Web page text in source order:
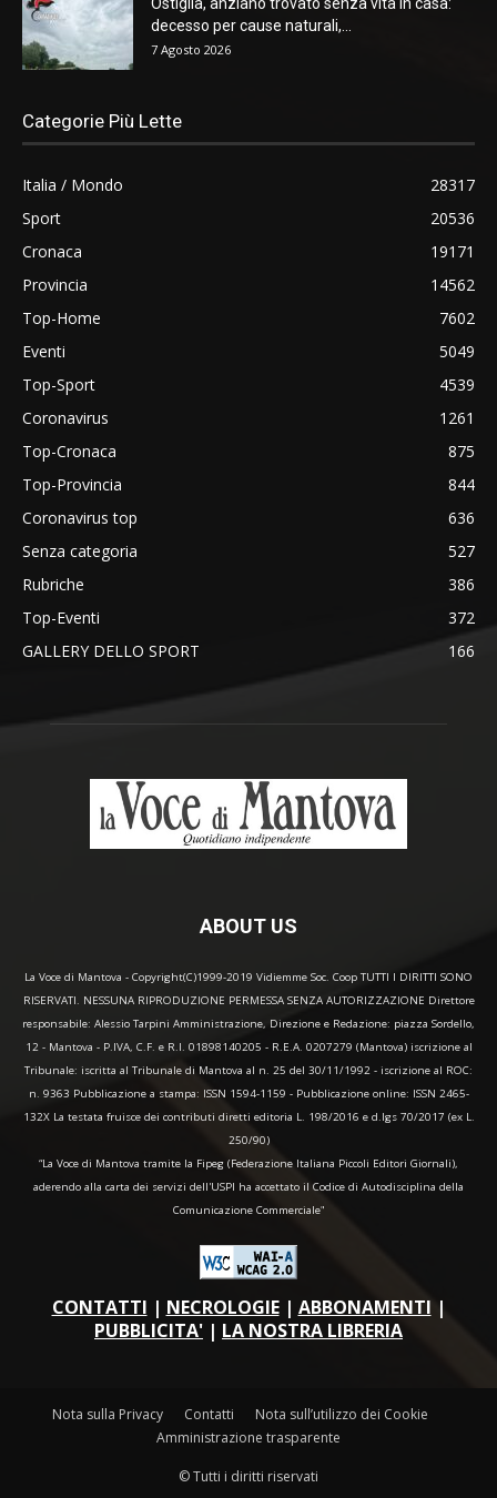
decesso per cause naturali,...
7 Agosto 2026
Categorie Più Lette
Italia / Mondo
28317
Sport
20536
Cronaca
19171
Provincia
14562
Top-Home
7602
Eventi
5049
Top-Sport
4539
Coronavirus
1261
Top-Cronaca
875
Top-Provincia
844
Coronavirus top
636
Senza categoria
527
Rubriche
386
Top-Eventi
372
GALLERY DELLO SPORT
166
ABOUT US
La Voce di Mantova - Copyright(C)1999-2019 Vidiemme Soc. Coop TUTTI I DIRITTI SONO
RISERVATI. NESSUNA RIPRODUZIONE PERMESSA SENZA AUTORIZZAZIONE Direttore
responsabile: Alessio Tarpini Amministrazione, Direzione e Redazione: piazza Sordello,
12 - Mantova - P.IVA, C.F. e R.I. 01898140205 - R.E.A. 0207279 (Mantova) iscrizione al
Tribunale: iscritta al Tribunale di Mantova al n. 25 del 30/11/1992 - iscrizione al ROC:
n. 9363 Pubblicazione a stampa: ISSN 1594-1159 - Pubblicazione online: ISSN 2465-
132X La testata fruisce dei contributi diretti editoria L. 198/2016 e d.lgs 70/2017 (ex L.
250/90)
“La Voce di Mantova tramite la Fipeg (Federazione Italiana Piccoli Editori Giornali),
aderendo alla carta dei servizi dell'USPI ha accettato il Codice di Autodisciplina della
Comunicazione Commerciale"
CONTATTI | NECROLOGIE| ABBONAMENTI |
PUBBLICITA' | LA NOSTRA LIBRERIA
Nota sulla Privacy Contatti
Nota sull’utilizzo dei Cookie
Amministrazione trasparente
© Tutti i diritti riservati